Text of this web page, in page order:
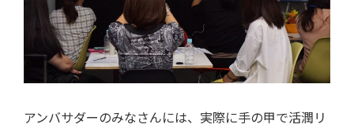
アンバサダーのみなさんには、実際に手の甲で活潤リ